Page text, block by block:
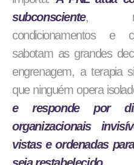
subconsciente,
condicionamentos e
sabotam as grandes
engrenagem, a terapia
que ninguém opera
e responde por
organizacionais
vistas e ordenadas